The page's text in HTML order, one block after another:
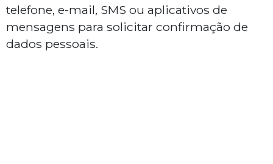
telefone, e-mail, SMS ou aplicativos de
mensagens para solicitar confirmação de
dados pessoais.